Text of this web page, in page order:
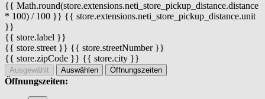
{{ Math.round(store.extensions.neti_store_pickup_distance.distance
* 100) / 100 }} {{ store.extensions.neti_store_pickup_distance.unit
}}
{{ store.label }}
{{ store.street }} {{ store.streetNumber }}
{{ store.zipCode }} {{ store.city }}
Ausgewählt Auswählen Öffnungszeiten
Öffnungszeiten: